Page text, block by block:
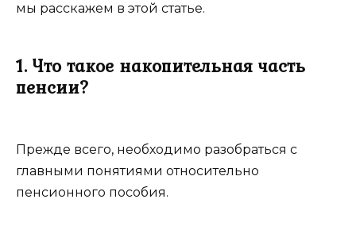
мы расскажем в этой статье.
1. Что такое накопительная часть
пенсии?
Прежде всего, необходимо разобраться с
главными понятиями относительно
пенсионного пособия.